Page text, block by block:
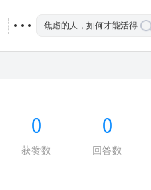
0
获赞数
0
回答数